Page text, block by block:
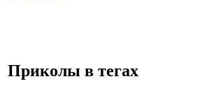
Приколы в тегах